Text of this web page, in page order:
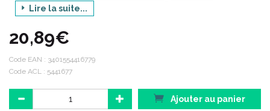
Tue 100% des poux et 100% des lentes*
Optimal
1 seule application de 1h
Ne coule pas, s' élimine en un simple rinçage à l' eau
Lire la suite...
20,89€
Code EAN : 3401554416779
Code ACL : 5441677
Ajouter au panier